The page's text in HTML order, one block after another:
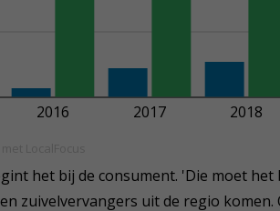
het bij de consument. 'Die moet
zuivelvervangers uit de regio